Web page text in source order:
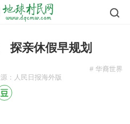
探亲休假早规划
# 华裔世界
：人民日报海外版